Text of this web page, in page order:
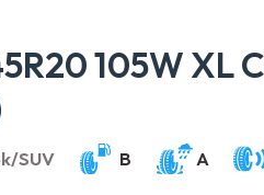
105W XL